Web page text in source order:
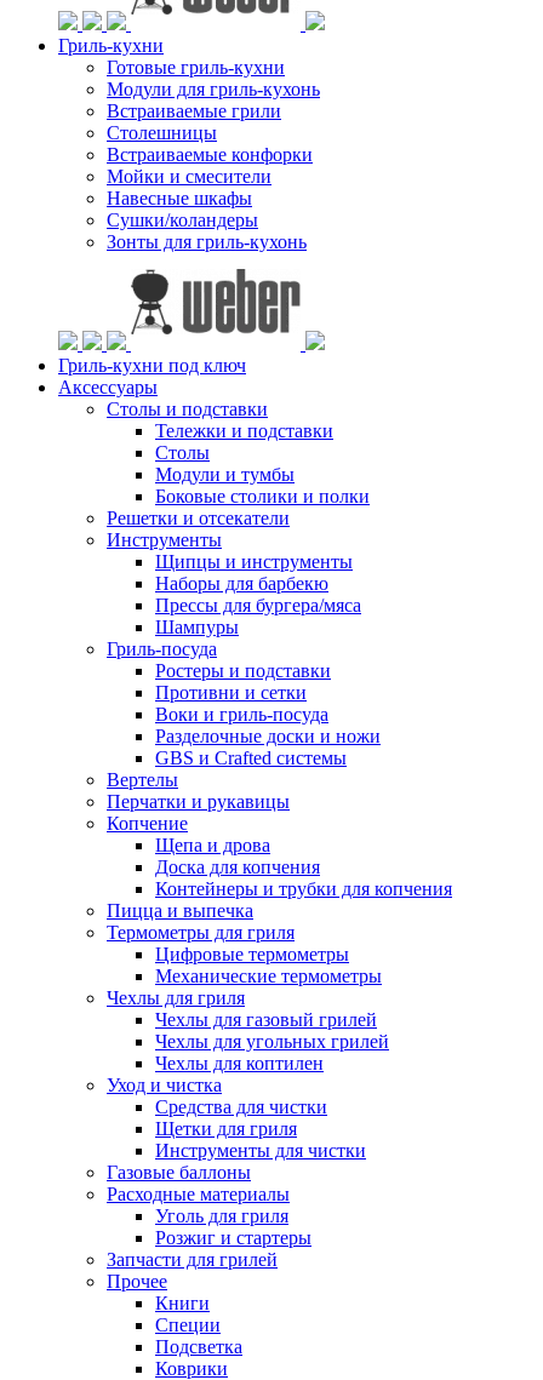
Гриль-кухни
Готовые гриль-кухни
Модули для гриль-кухонь
Встраиваемые грили
Столешницы
Встраиваемые конфорки
Мойки и смесители
Навесные шкафы
Сушки/коландеры
Зонты для гриль-кухонь
Гриль-кухни под ключ
Аксессуары
Столы и подставки
Тележки и подставки
Столы
Модули и тумбы
Боковые столики и полки
Решетки и отсекатели
Инструменты
Щипцы и инструменты
Наборы для барбекю
Прессы для бургера/мяса
Шампуры
Гриль-посуда
Ростеры и подставки
Противни и сетки
Воки и гриль-посуда
Разделочные доски и ножи
GBS и Crafted системы
Вертелы
Перчатки и рукавицы
Копчение
Щепа и дрова
Доска для копчения
Контейнеры и трубки для копчения
Пицца и выпечка
Термометры для гриля
Цифровые термометры
Механические термометры
Чехлы для гриля
Чехлы для газовый грилей
Чехлы для угольных грилей
Чехлы для коптилен
Уход и чистка
Средства для чистки
Щетки для гриля
Инструменты для чистки
Газовые баллоны
Расходные материалы
Уголь для гриля
Розжиг и стартеры
Запчасти для грилей
Прочее
Книги
Специи
Подсветка
Коврики